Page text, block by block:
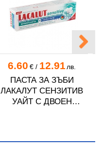
6.60 €/ 12.91 лв.
ПАСТА ЗА ЗЪБИ
ЛАКАЛУТ СЕНЗИТИВ
УАЙТ С ДВОЕН